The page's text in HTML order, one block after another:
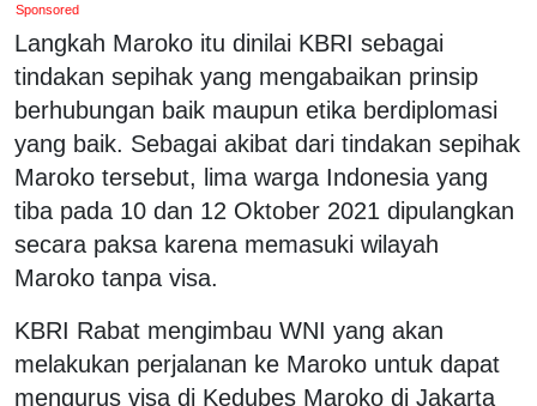
Sponsored
Langkah Maroko itu dinilai KBRI sebagai
tindakan sepihak yang mengabaikan prinsip
berhubungan baik maupun etika berdiplomasi
yang baik. Sebagai akibat dari tindakan sepihak
Maroko tersebut, lima warga Indonesia yang
tiba pada 10 dan 12 Oktober 2021 dipulangkan
secara paksa karena memasuki wilayah
Maroko tanpa visa.
KBRI Rabat mengimbau WNI yang akan
melakukan perjalanan ke Maroko untuk dapat
mengurus visa di Kedubes Maroko di Jakarta